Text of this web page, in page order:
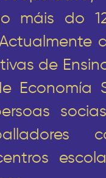
máis do
de
Economía